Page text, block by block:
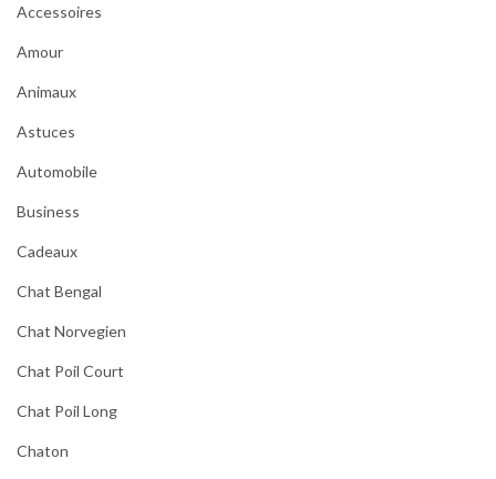
Accessoires
Amour
Animaux
Astuces
Automobile
Business
Cadeaux
Chat Bengal
Chat Norvegien
Chat Poil Court
Chat Poil Long
Chaton